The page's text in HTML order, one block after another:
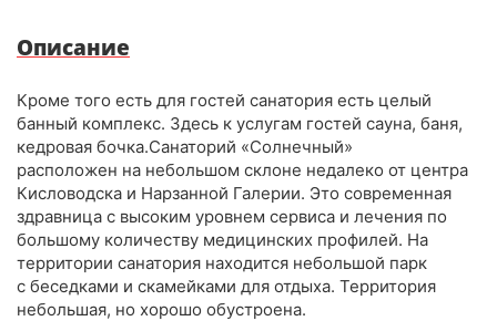
Описание
Кроме того есть для гостей санатория есть целый
банный комплекс. Здесь к услугам гостей сауна, баня,
кедровая бочка.Санаторий «Солнечный»
расположен на небольшом склоне недалеко от центра
Кисловодска и Нарзанной Галерии. Это современная
здравница с высоким уровнем сервиса и лечения по
большому количеству медицинских профилей. На
территории санатория находится небольшой парк
с беседками и скамейками для отдыха. Территория
небольшая, но хорошо обустроена.